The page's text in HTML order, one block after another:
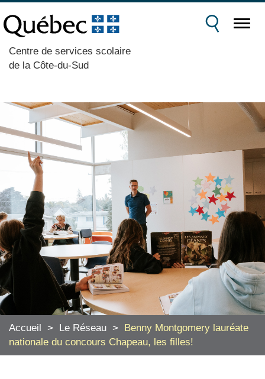
Centre de services scolaire
de la Côte-du-Sud
Accueil > Le Réseau >
Benny Montgomery lauréate
nationale du concours Chapeau, les filles!